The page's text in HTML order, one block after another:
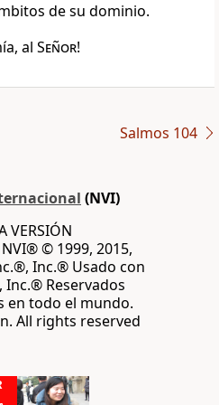
de su dominio.
al Señor!
Salmos 104
(NVI)
VERSIÓN
© 1999, 2015,
Inc.® Usado con
Inc.® Reservados
en todo el mundo.
All rights reserved